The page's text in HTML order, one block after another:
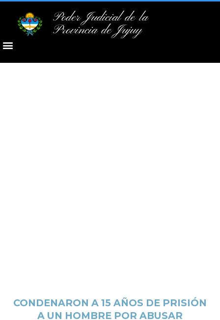
Poder Judicial de la
Provincia de Jujuy
CONDENARON A 15 AÑOS DE PRISIÓN
A UN HOMBRE POR ABUSAR